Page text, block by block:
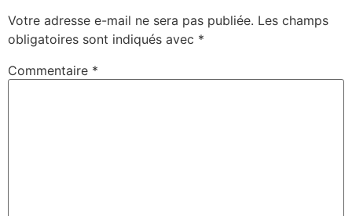
Votre adresse e-mail ne sera pas publiée. Les champs
obligatoires sont indiqués avec *
Commentaire *